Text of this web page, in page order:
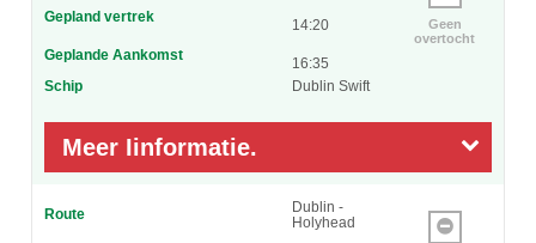
Gepland vertrek
14:20
Geplande Aankomst
16:35
Schip
Dublin Swift
Geen
overtocht
Meer Iinformatie.
Route
Dublin -
Holyhead